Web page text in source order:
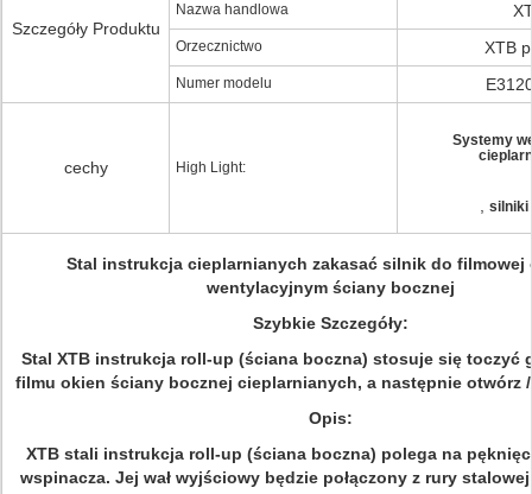
Szczegóły Produktu
Nazwa handlowa
Orzecznictwo XTB
Numer modelu
cechy High Light:
Systemy
silniki
Stal instrukcja cieplarnianych zakasać silnik do filmowej
wentylacyjnym ściany bocznej
Szybkie Szczegóły:
Stal XTB instrukcja roll-up (ściana boczna) stosuje się toczyć
filmu okien ściany bocznej cieplarnianych, a następnie otwórz
Opis:
XTB stali instrukcja roll-up (ściana boczna) polega na
wspinacza. Jej wał wyjściowy będzie połączony z rury